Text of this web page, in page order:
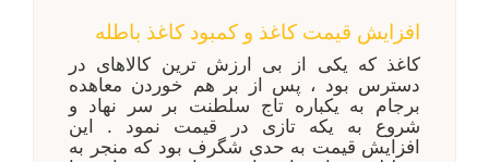
افزایش قیمت کاغذ و کمبود کاغذ باطله
کاغذ که یکی از بی ارزش ترین کالاهای در
دسترس بود ، پس از بر هم خوردن معاهده
برجام به یکباره تاج سلطنت بر سر نهاد و
شروع به یکه تازی در قیمت نمود . این
افزایش قیمت به حدی شگرف بود که منجر به